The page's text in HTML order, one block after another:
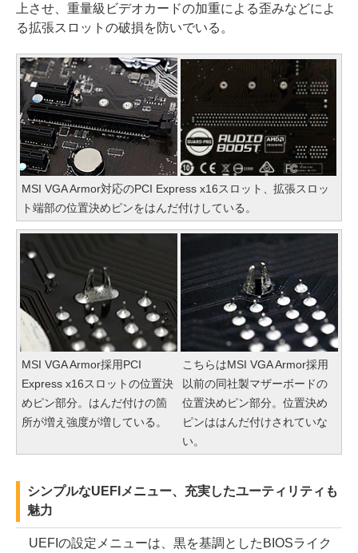
上させ、重量級ビデオカードの加重による歪みなどによ
る拡張スロットの破損を防いでいる。
MSI VGA Armor対応のPCI Express x16スロット、拡張スロッ
ト端部の位置決めピンをはんだ付けしている。
MSI VGA Armor採用PCI
Express x16スロットの位置決
めピン部分。はんだ付けの箇
所が増え強度が増している。
こちらはMSI VGA Armor採用
以前の同社製マザーボードの
位置決めピン部分。位置決め
ピンははんだ付けされていな
い。
シンプルなUEFIメニュー、充実したユーティリティも
魅力
UEFIの設定メニューは、黒を基調としたBIOSライク